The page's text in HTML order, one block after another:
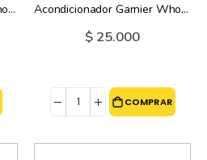
Acondicionador Garnier Whole Blends Coconut Water Loreal - 12.5 Oz Acondicionador Garnier Whole Blends Moroccan Argan Loreal - 12.5 Oz
$ 25.000
COMPRAR